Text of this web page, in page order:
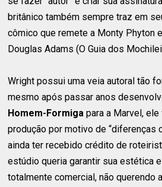
britânico também sempre traz em
cômico que remete a Monty Phyton
Douglas Adams (O Guia dos
Wright possui uma veia autoral tão
mesmo após passar anos
Homem-Formigapara a Marvel,
produção por motivo de “diferenças
ainda ter recebido crédito de
estúdio queria garantir sua estética e
totalmente comercial, não querendo